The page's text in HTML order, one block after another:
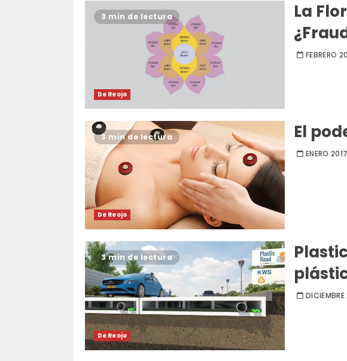
3 min de lectura
De Reojo
La
FEBRERO
3 min de lectura
De Reojo
El
ENERO 2017
3 min de lectura
De Reojo